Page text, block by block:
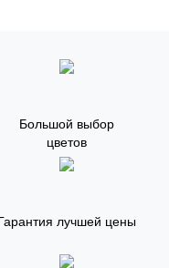
Большой выбор
цветов
лучшей цены